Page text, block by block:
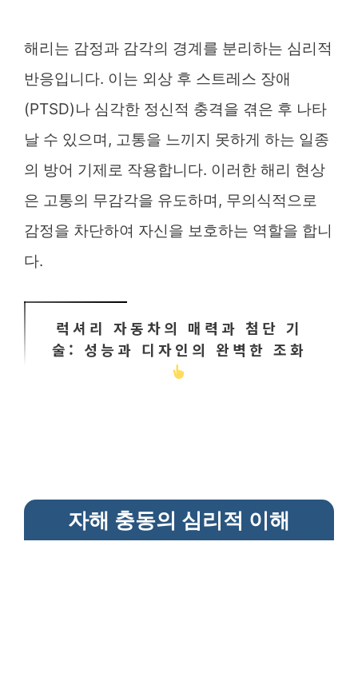
해리는 감정과 감각의 경계를 분리하는 심리적
반응입니다. 이는 외상 후 스트레스 장애
(PTSD)나 심각한 정신적 충격을 겪은 후 나타
날 수 있으며, 고통을 느끼지 못하게 하는 일종
의 방어 기제로 작용합니다. 이러한 해리 현상
은 고통의 무감각을 유도하며, 무의식적으로
감정을 차단하여 자신을 보호하는 역할을 합니
다.
럭셔리 자동차의 매력과 첨단 기
술: 성능과 디자인의 완벽한 조화
자해 충동의 심리적 이해